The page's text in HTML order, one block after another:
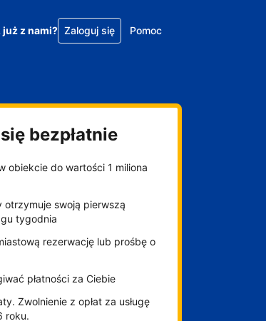
z nami? Zaloguj się Pomoc
bezpłatnie
obiekcie do wartości 1 miliona
otrzymuje swoją pierwszą
tygodnia
rezerwację lub prośbę o
płatności za Ciebie
Zwolnienie z opłat za usługę
roku.